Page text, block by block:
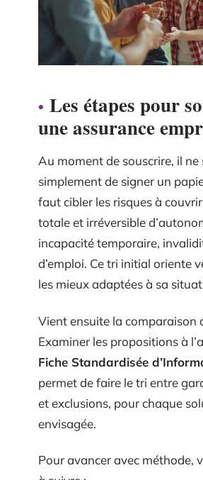
Les étapes pour
une assurance
Au moment de souscrire, il ne
simplement de signer un
faut cibler les risques à
totale et irréversible
incapacité temporaire,
d’emploi. Ce tri initial oriente
les mieux adaptées à sa
Vient ensuite la comparaison
Examiner les propositions à
Fiche Standardisée
permet de faire le tri entre
et exclusions, pour chaque
envisagée.
Pour avancer avec méthode,